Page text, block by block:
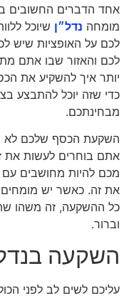
אחד הדברים החשובים
מומחהנדל״ןשיוכל ללוות
לכם על האופציות שיש
לכם והאזור שבו אתם
יותר איך להשקיע את
כדי שזה יוכל להתבצע
מבחינתכם.
השקעת הכסף שלכם לא
אתם בוחרים לעשות את
מכם להיות מחושבים עם
את זה. כאשר יש מומחים
כל ההשקעה, זה משהו
וברור.
השקעה
עליכם לשים לב לפני